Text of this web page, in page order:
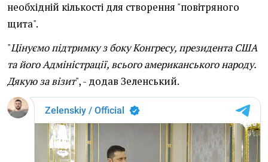
необхідній кількості для створення "повітряного
щита".
"Цінуємо підтримку з боку Конгресу, президента США
та його Адміністрації, всього американського народу.
Дякую за візит", - додав Зеленський.